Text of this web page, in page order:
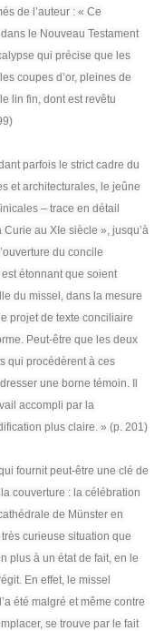
de l’auteur : « Ce
le Nouveau Testament
qui précise que les
coupes d’or, pleines de
lin fin, dont est revêtu
parfois le strict cadre du
et architecturales, le jeûne
– trace en détail
au XIe siècle », jusqu’à
du concile
étonnant que soient
du missel, dans la mesure
projet de texte conciliaire
Peut-être que les deux
qui procédèrent à ces
une borne témoin. Il
accompli par la
plus claire. » (p. 201)
fournit peut-être une clé de
couverture : la célébration
de Münster en
curieuse situation que
plus à un état de fait, en le
En effet, le missel
été malgré et même contre
se trouve par le fait